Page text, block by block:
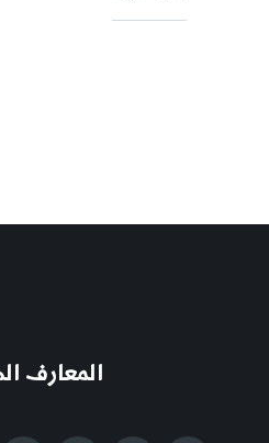
المعارف